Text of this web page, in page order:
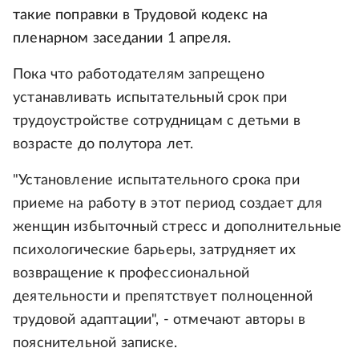
такие поправки в Трудовой кодекс на
пленарном заседании 1 апреля.
Пока что работодателям запрещено
устанавливать испытательный срок при
трудоустройстве сотрудницам с детьми в
возрасте до полутора лет.
"Установление испытательного срока при
приеме на работу в этот период создает для
женщин избыточный стресс и дополнительные
психологические барьеры, затрудняет их
возвращение к профессиональной
деятельности и препятствует полноценной
трудовой адаптации", - отмечают авторы в
пояснительной записке.